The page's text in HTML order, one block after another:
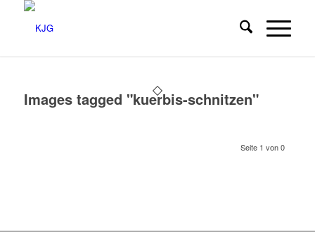
Images tagged "kuerbis-schnitzen"
Seite 1 von 0